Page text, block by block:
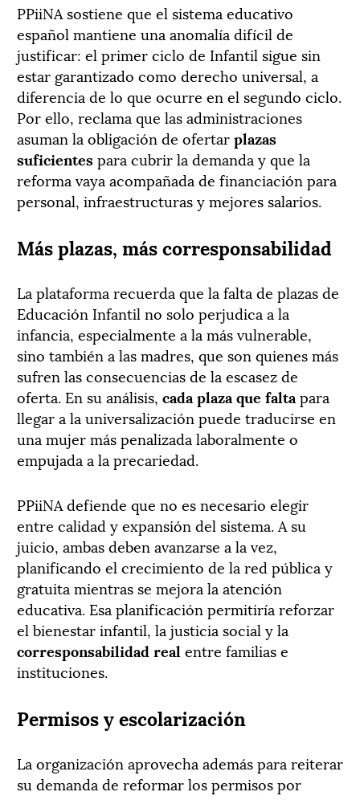
PPiiNA sostiene que el sistema educativo
español mantiene una anomalía difícil de
justificar: el primer ciclo de Infantil sigue sin
estar garantizado como derecho universal, a
diferencia de lo que ocurre en el segundo ciclo.
Por ello, reclama que las administraciones
asuman la obligación de ofertarplazas
suficientespara cubrir la demanda y que la
reforma vaya acompañada de financiación para
personal, infraestructuras y mejores salarios.
Más plazas, más corresponsabilidad
La plataforma recuerda que la falta de plazas de
Educación Infantil no solo perjudica a la
infancia, especialmente a la más vulnerable,
sino también a las madres, que son quienes más
sufren las consecuencias de la escasez de
oferta. En su análisis, cada plaza que falta para
llegar a la universalización puede traducirse en
una mujer más penalizada laboralmente o
empujada a la precariedad.
PPiiNA defiende que no es necesario elegir
entre calidad y expansión del sistema. A su
juicio, ambas deben avanzarse a la vez,
planificando el crecimiento de la red pública y
gratuita mientras se mejora la atención
educativa. Esa planificación permitiría reforzar
el bienestar infantil, la justicia social y la
corresponsabilidad real entre familias e
instituciones.
Permisos y escolarización
La organización aprovecha además para reiterar
su demanda de reformar los permisos por